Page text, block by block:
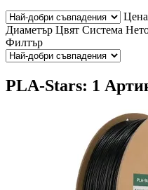
Цена
Диаметър Цвят Система
Филтър
PLA-Stars: 1